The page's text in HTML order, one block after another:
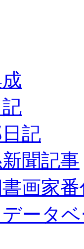
記
聞記事
画家
ータ